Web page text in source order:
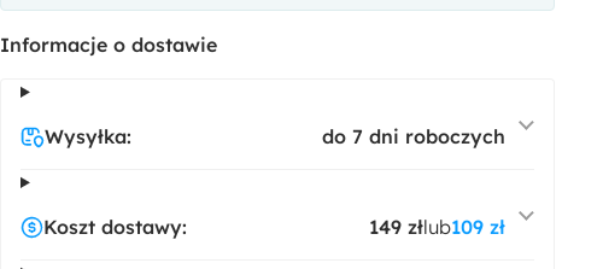
Informacje o dostawie
Wysyłka: do 7 dni roboczych
Koszt dostawy: 149 złlub109 zł